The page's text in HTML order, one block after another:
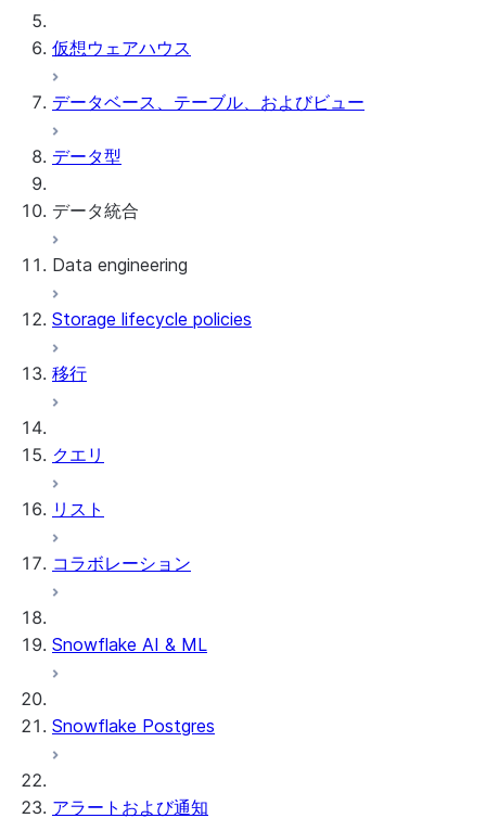
仮想ウェアハウス
データベース、テーブル、およびビュー
データ型
データ統合
Snowflake Openflow
Apache Iceberg™
Data engineering
データのロード
DCM Projects
Snowflakeでのdbtプロジェクト
Storage lifecycle policies
移行
クエリ
リスト
コラボレーション
Snowflake AI & ML
Snowflake Postgres
アラートおよび通知